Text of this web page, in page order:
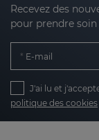
Recevez des
pour prendre
E-mail
J'ai lu et
politique des cookies